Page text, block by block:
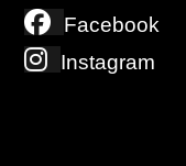
Facebook
Instagram